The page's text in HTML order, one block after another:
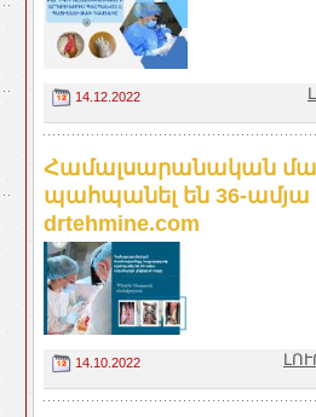
14.12.2022
Համալսարանական
պահպանել են 36-
drtehmine.com
14.10.2022